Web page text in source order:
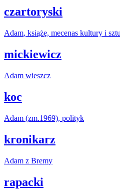
czartoryski
Adam, książę, mecenas kultury i
mickiewicz
Adam wieszcz
koc
Adam (zm.1969), polityk
kronikarz
Adam z Bremy
rapacki